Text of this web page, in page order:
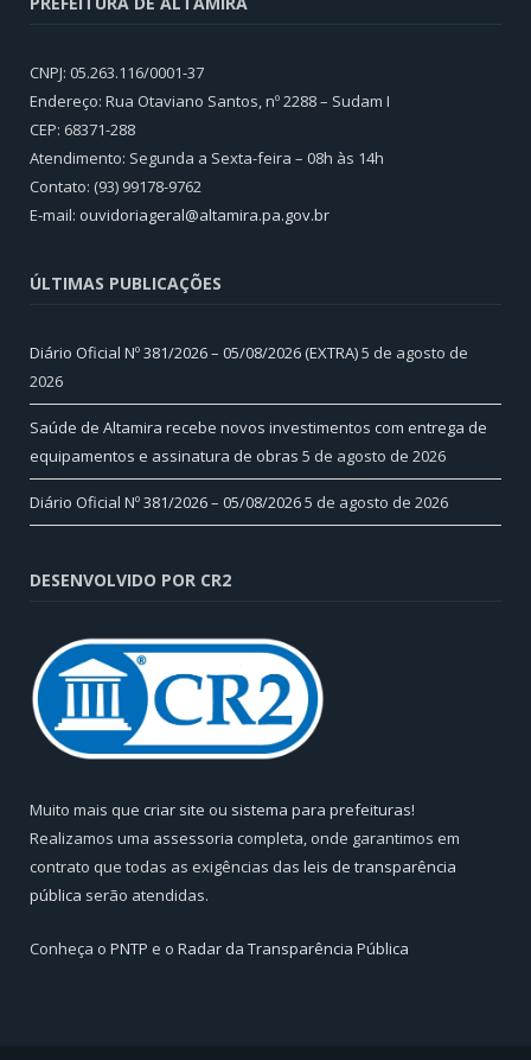
CNPJ: 05.263.116/0001-37
Endereço: Rua Otaviano Santos, nº 2288 – Sudam I
CEP: 68371-288
Atendimento: Segunda a Sexta-feira – 08h às 14h
Contato: (93) 99178-9762
E-mail: ouvidoriageral@altamira.pa.gov.br
ÚLTIMAS PUBLICAÇÕES
Diário Oficial Nº 381/2026 – 05/08/2026 (EXTRA)5 de agosto de
2026
Saúde de Altamira recebe novos investimentos com entrega de
equipamentos e assinatura de obras 5 de agosto de 2026
Diário Oficial Nº 381/2026 – 05/08/20265 de agosto de 2026
DESENVOLVIDO POR CR2
Muito mais que criar site ou sistema para prefeituras!
Realizamos uma assessoria completa, onde garantimos em
contrato que todas as exigências das leis de transparência
pública serão atendidas.
Conheça o PNTP e o Radar da Transparência Pública